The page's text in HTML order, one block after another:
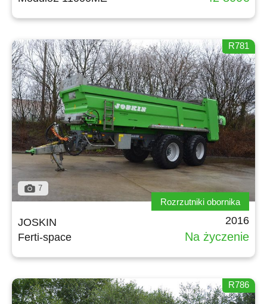
7
R781
JOSKIN
Ferti-space
Rozrzutniki obornika
2016
Na życzenie
R786